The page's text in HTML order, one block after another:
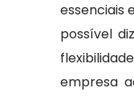
essenciais
possível
empresa